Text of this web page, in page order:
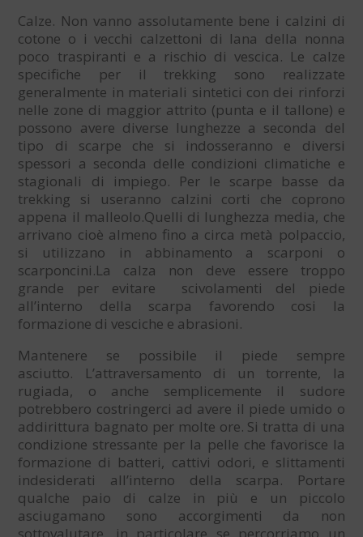
Calze. Non vanno assolutamente bene i calzini di
cotone o i vecchi calzettoni di lana della nonna
poco traspiranti e a rischio di vescica. Le calze
specifiche per il trekking sono realizzate
generalmente in materiali sintetici con dei rinforzi
nelle zone di maggior attrito (punta e il tallone) e
possono avere diverse lunghezze a seconda del
tipo di scarpe che si indosseranno e diversi
spessori a seconda delle condizioni climatiche e
stagionali di impiego. Per le scarpe basse da
trekking si useranno calzini corti che coprono
appena il malleolo.Quelli di lunghezza media, che
arrivano cioè almeno fino a circa metà polpaccio,
si utilizzano in abbinamento a scarponi o
scarponcini.La calza non deve essere troppo
grande per evitare scivolamenti del piede
all’interno della scarpa favorendo cosi la
formazione di vesciche e abrasioni.
Mantenere se possibile il piede sempre
asciutto. L’attraversamento di un torrente, la
rugiada, o anche semplicemente il sudore
potrebbero costringerci ad avere il piede umido o
addirittura bagnato per molte ore. Si tratta di una
condizione stressante per la pelle che favorisce la
formazione di batteri, cattivi odori, e slittamenti
indesiderati all’interno della scarpa. Portare
qualche paio di calze in più e un piccolo
asciugamano sono accorgimenti da non